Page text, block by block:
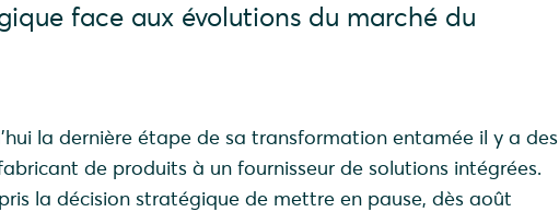
face aux évolutions du marché du
la dernière étape de sa transformation entamée il y a des
de produits à un fournisseur de solutions intégrées.
la décision stratégique de mettre en pause, dès août